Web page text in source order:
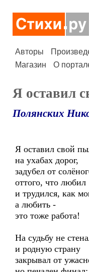
Авторы
Магазин
О
Я оставил
Полянских
Я оставил свой
на ухабах дорог,
задубел от
оттого, что любил
и трудился, как
а любить -
это тоже работа!
На судьбу не
и родную страну
закрывал от